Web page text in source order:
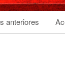
anteriores